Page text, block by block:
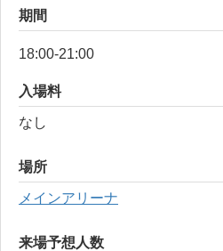
期間
18:00-21:00
入場料
なし
場所
メインアリーナ
来場予想人数